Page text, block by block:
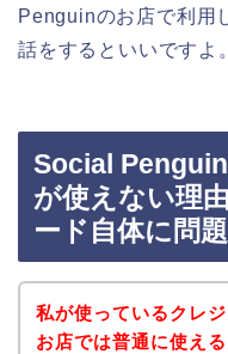
Penguinのお店で利用
話をするといいですよ。
Social
が使えない理
ード自体に問
私が使っているクレ
お店では普通に使え